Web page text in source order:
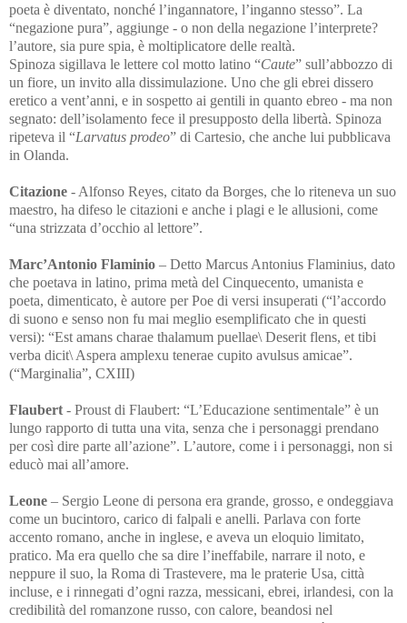
poeta è diventato, nonché l’ingannatore, l’inganno stesso”. La
“negazione pura”, aggiunge - o non della negazione l’interprete?
l’autore, sia pure spia, è moltiplicatore delle realtà.
Spinoza sigillava le lettere col motto latino “Caute” sull’abbozzo di
un fiore, un invito alla dissimulazione. Uno che gli ebrei dissero
eretico a vent’anni, e in sospetto ai gentili in quanto ebreo - ma non
segnato: dell’isolamento fece il presupposto della libertà. Spinoza
ripeteva il “Larvatus prodeo” di Cartesio, che anche lui pubblicava
in Olanda.
Citazione - Alfonso Reyes, citato da Borges, che lo riteneva un suo
maestro, ha difeso le citazioni e anche i plagi e le allusioni, come
“una strizzata d’occhio al lettore”.
Marc’Antonio Flaminio – Detto Marcus Antonius Flaminius, dato
che poetava in latino, prima metà del Cinquecento, umanista e
poeta, dimenticato, è autore per Poe di versi insuperati (“l’accordo
di suono e senso non fu mai meglio esemplificato che in questi
versi): “Est amans charae thalamum puellae\ Deserit flens, et tibi
verba dicit\ Aspera amplexu tenerae cupito avulsus amicae”.
(“Marginalia”, CXIII)
Flaubert - Proust di Flaubert: “L’Educazione sentimentale” è un
lungo rapporto di tutta una vita, senza che i personaggi prendano
per così dire parte all’azione”. L’autore, come i i personaggi, non si
educò mai all’amore.
Leone – Sergio Leone di persona era grande, grosso, e ondeggiava
come un bucintoro, carico di falpali e anelli. Parlava con forte
accento romano, anche in inglese, e aveva un eloquio limitato,
pratico. Ma era quello che sa dire l’ineffabile, narrare il noto, e
neppure il suo, la Roma di Trastevere, ma le praterie Usa, città
incluse, e i rinnegati d’ogni razza, messicani, ebrei, irlandesi, con la
credibilità del romanzone russo, con calore, beandosi nel